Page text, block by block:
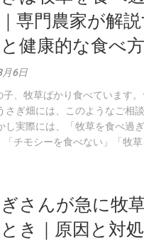
専門農家が解
健康的な食べ方
6日
子、牧草ばかり食べています
さぎ畑には、このようなご相
し実際には、「牧草を食べ過
チモシーを食べない」「牧草
さんが急に牧
き｜原因と対